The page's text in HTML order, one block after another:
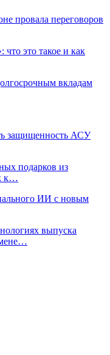
провала переговоров
это такое и как
вкладам
защищенность АСУ
подарков из
к…
ИИ с новым
выпуска